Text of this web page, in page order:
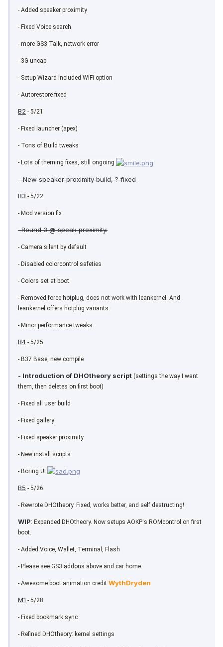
- Added speaker proximity
- Fixed Voice search
- more GS3 Talk, network error
- 3G uncap
- Setup Wizard included WiFi option
- Autorestore fixed
B2 - 5/21
- Fixed launcher (apex)
- Tons of Build tweaks
- Lots of theming fixes, still ongoing
- New speaker proximity build, ? fixed
B3 - 5/22
- Mod version fix
-Round 3 @ speak proximity.
- Camera silent by default
- Disabled colorcontrol safeties
- Colors set at boot.
- Removed force hotplug, does not work with leankernel. And
leankernel offers hotplug variants.
- Minor performance tweaks
B4 - 5/25
- B37 Base, new compile
- Introduction of DHOtheory script (settings the way I want
them, then deletes on first boot)
- Fixed all user build
- Fixed gallery
- Fixed speaker proximity
- New install scripts
- Boring UI
B5 - 5/26
- Rewrote DHOtheory. Fixed, works better, and self destructing!
WIP: Expanded DHOtheory. Now setups AOKP's ROMcontrol on first
boot.
- Added Voice, Wallet, Terminal, Flash
- Please see GS3 addons above and car home.
- Awesome boot animation credit WythDryden
M1 - 5/28
- Fixed bookmark sync
- Refined DHOtheory: kernel settings